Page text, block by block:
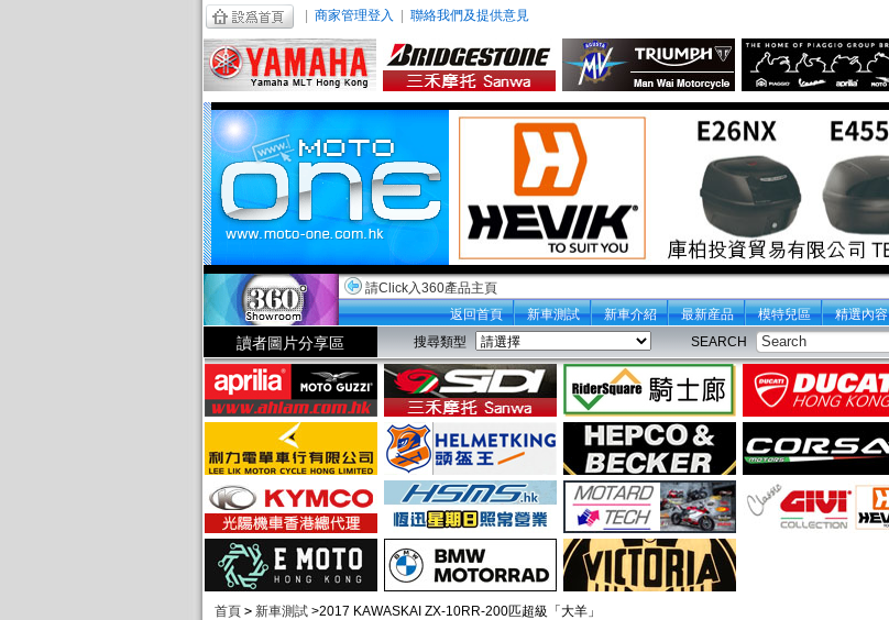
商家管理登入 聯絡我們及提供意見
請Click入360產品主頁
返回首頁
新車測試 新車介紹 最新産品 模特兒區 精選內容
讀者圖片分享區 搜尋類型 SEARCH
首頁 > 新車測試 >2017 KAWASKAI ZX-10RR-200匹超級「大羊」